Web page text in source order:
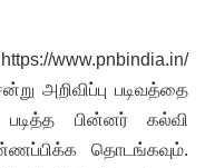
www.pnbindia.in/
அறிவிப்பு படிவத்தை
படித்த பின்னர் கல்வி
தொடங்கவும்.